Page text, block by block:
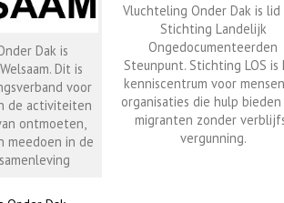
Dak is
Dit is
voor
de activiteiten
ontmoeten,
meedoen in de
Vluchteling Onder Dak is lid
Stichting Landelijk
Ongedocumenteerden
Steunpunt. Stichting LOS is
kenniscentrum voor
organisaties die hulp bieden
migranten zonder
vergunning.